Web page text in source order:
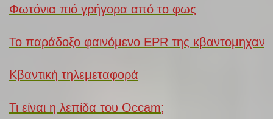
Φωτόνια πιό γρήγορα από το φως
Το παράδοξο φαινόμενο EPR της
Κβαντική τηλεμεταφορά
Τι είναι η λεπίδα του Occam;